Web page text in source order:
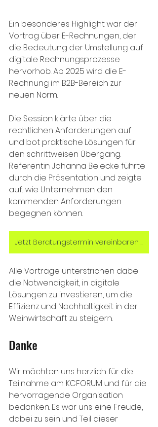
Ein besonderes Highlight war der
Vortrag über E-Rechnungen, der
die Bedeutung der Umstellung auf
digitale Rechnungsprozesse
hervorhob. Ab 2025 wird die E-
Rechnung im B2B-Bereich zur
neuen Norm.
Die Session klärte über die
rechtlichen Anforderungen auf
und bot praktische Lösungen für
den schrittweisen Übergang.
Referentin Johanna Belecke führte
durch die Präsentation und zeigte
auf, wie Unternehmen den
kommenden Anforderungen
begegnen können.
Jetzt Beratungstermin vereinbaren zur E-Rechnung!
Alle Vorträge unterstrichen dabei
die Notwendigkeit, in digitale
Lösungen zu investieren, um die
Effizienz und Nachhaltigkeit in der
Weinwirtschaft zu steigern.
Danke
Wir möchten uns herzlich für die
Teilnahme am KCFORUM und für die
hervorragende Organisation
bedanken. Es war uns eine Freude,
dabei zu sein und Teil dieser